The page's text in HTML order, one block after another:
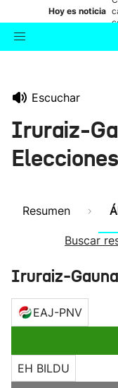
Hoy es noticia
Escuchar
Iruraiz-
Resumen
Buscar
Iruraiz-Gauna
EAJ-PNV
EH BILDU